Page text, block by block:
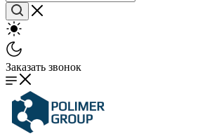
Заказать звонок